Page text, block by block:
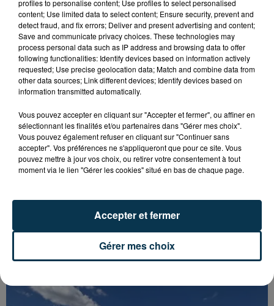
BISON FUTÉ HISSE LE DRAPEAU ROUGE CE
SAMEDI !
LOIRE : 4 NOUVEAUX FÉLINS DE CIRQUE
ACCUEILLIS À...
profiles to personalise content; Use profiles to select personalised
content; Use limited data to select content; Ensure security, prevent and
detect fraud, and fix errors; Deliver and present advertising and content;
Save and communicate privacy choices. These technologies may
process personal data such as IP address and browsing data to offer
following functionalities: Identify devices based on information actively
requested; Use precise geolocation data; Match and combine data from
other data sources; Link different devices; Identify devices based on
information transmitted automatically.
Vous pouvez accepter en cliquant sur "Accepter et fermer", ou affiner en
sélectionnant les finalités et/ou partenaires dans "Gérer mes choix".
Vous pouvez également refuser en cliquant sur "Continuer sans
accepter". Vos préférences ne s'appliqueront que pour ce site. Vous
pouvez mettre à jour vos choix, ou retirer votre consentement à tout
moment via le lien "Gérer les cookies" situé en bas de chaque page.
Gérer mes choix
Accepter et fermer